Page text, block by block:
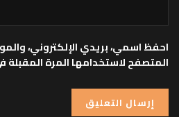
احفظ اسمي، بريدي الإلكتروني،
المتصفح لاستخدامها المرة